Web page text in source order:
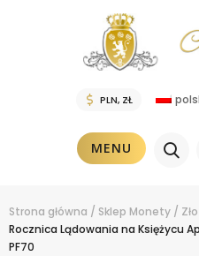
MENU
Strona główna / Sklep Monety /
Rocznica Lądowania na Księżycu
PF70